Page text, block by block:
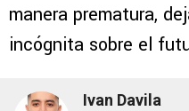
manera prematura,
incógnita sobre el
Ivan Davila